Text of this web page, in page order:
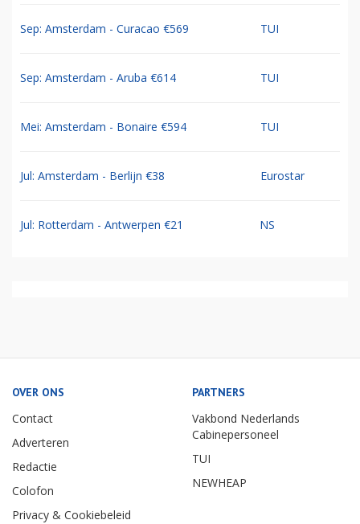
Sep: Amsterdam - Curacao €569 TUI
Sep: Amsterdam - Aruba €614 TUI
Mei: Amsterdam - Bonaire €594 TUI
Jul: Amsterdam - Berlijn €38 Eurostar
Jul: Rotterdam - Antwerpen €21 NS
OVER ONS
Contact
Adverteren
Redactie
Colofon
Privacy & Cookiebeleid
PARTNERS
Vakbond Nederlands
Cabinepersoneel
TUI
NEWHEAP